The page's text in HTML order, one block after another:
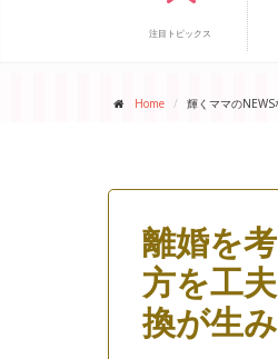
注目トピックス
Home 輝くママのNEWS
離婚を
方を工
換が生